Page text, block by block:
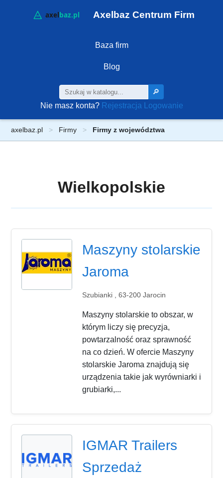
Axelbaz Centrum Firm
Baza firm
Blog
🔎
Nie masz konta? Rejestracja Logowanie
axelbaz.pl Firmy Firmy z województwa
Wielkopolskie
Maszyny stolarskie
Jaroma
Szubianki , 63-200 Jarocin
Maszyny stolarskie to obszar, w
którym liczy się precyzja,
powtarzalność oraz sprawność
na co dzień. W ofercie Maszyny
stolarskie Jaroma znajdują się
urządzenia takie jak wyrówniarki i
grubiarki,...
IGMAR Trailers
Sprzedaż